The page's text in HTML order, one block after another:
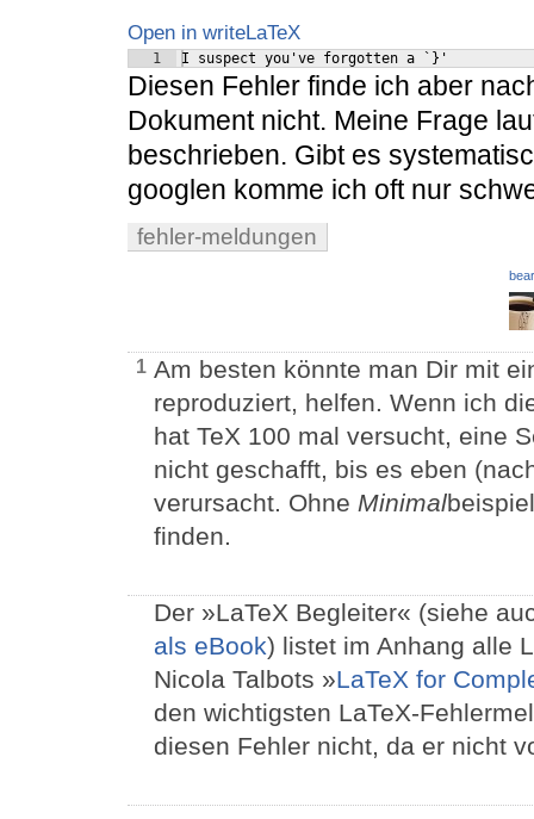
Open in writeLaTeX
1 I suspect you've forgotten a `}'
Diesen Fehler finde ich aber
Dokument nicht. Meine Frage
beschrieben. Gibt es
googlen komme ich oft nur
fehler-meldungen
1 Am besten könnte man Dir mit
reproduziert, helfen. Wenn ich
hat TeX 100 mal versucht, eine
nicht geschafft, bis es eben
verursacht. Ohne Minimal
finden.
Der »LaTeX Begleiter« (siehe
als eBook) listet im Anhang alle
Nicola Talbots »LaTeX for
den wichtigsten LaTeX-
diesen Fehler nicht, da er nicht